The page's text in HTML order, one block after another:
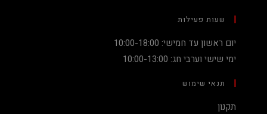
שעות פעילות
יום ראשון עד חמישי: 10:00-18:00
ימי שישי וערבי חג: 10:00-13:00
תנאי שימוש
תקנון